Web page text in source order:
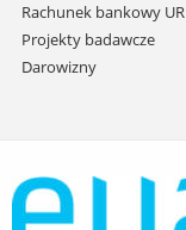
Rachunek bankowy UR
Projekty badawcze
Darowizny